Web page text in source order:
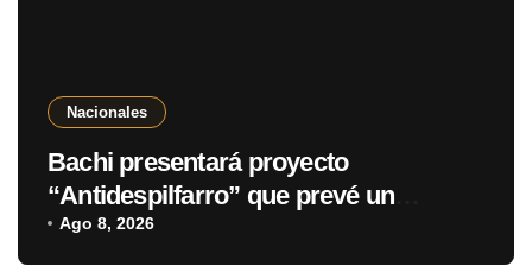
Nacionales
Bachi presentará proyecto
“Antidespilfarro” que prevé un
“shutdown” parcial del Estado por
déficit fiscal
Ago 8, 2026